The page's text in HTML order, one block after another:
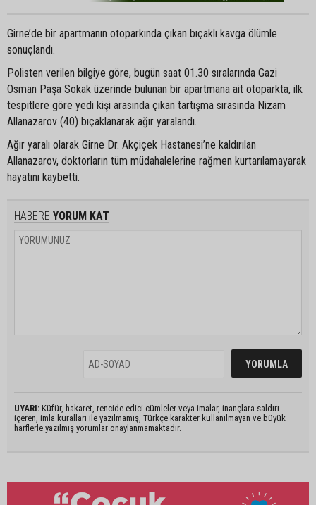
Girne’de bir apartmanın otoparkında çıkan bıçaklı kavga ölümle
sonuçlandı.
Polisten verilen bilgiye göre, bugün saat 01.30 sıralarında Gazi
Osman Paşa Sokak üzerinde bulunan bir apartmana ait otoparkta, ilk
tespitlere göre yedi kişi arasında çıkan tartışma sırasında Nizam
Allanazarov (40) bıçaklanarak ağır yaralandı.
Ağır yaralı olarak Girne Dr. Akçiçek Hastanesi’ne kaldırılan
Allanazarov, doktorların tüm müdahalelerine rağmen kurtarılamayarak
hayatını kaybetti.
HABERE YORUM KAT
UYARI: Küfür, hakaret, rencide edici cümleler veya imalar, inançlara saldırı
içeren, imla kuralları ile yazılmamış, Türkçe karakter kullanılmayan ve büyük
harflerle yazılmış yorumlar onaylanmamaktadır.